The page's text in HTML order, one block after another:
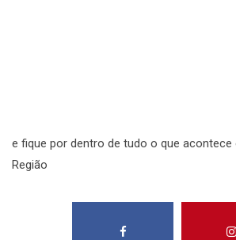
e fique por dentro de tudo o que acontece
Região